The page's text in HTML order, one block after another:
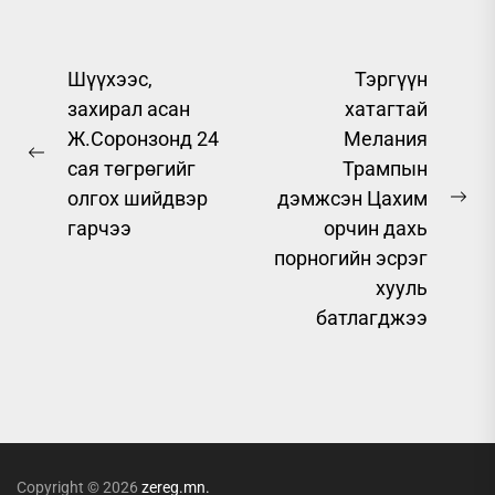
Post
navigation
Previous
post:
Шүүхээс,
захирал асан
Ж.Соронзонд 24
сая төгрөгийг
олгох шийдвэр
гарчээ
Тэргүүн
хатагтай
Мелания
Трампын
дэмжсэн Цахим
орчин дахь
порногийн эсрэг
хууль
батлагджээ
Copyright © 2026 zereg.mn.